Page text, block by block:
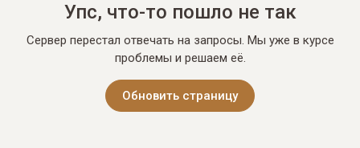
Упс, что-то пошло не так
Сервер перестал отвечать на запросы. Мы уже в курсе
проблемы и решаем её.
Обновить страницу